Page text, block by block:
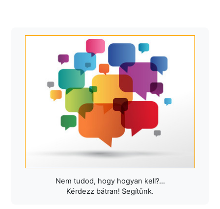
Nem tudod, hogy hogyan kell?...
Kérdezz bátran! Segítünk.